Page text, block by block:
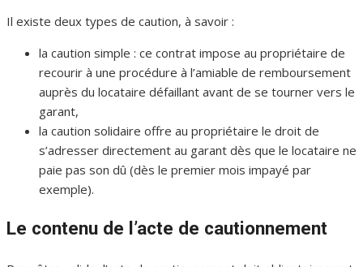
Il existe deux types de caution, à savoir :
la caution simple : ce contrat impose au propriétaire de
recourir à une procédure à l’amiable de remboursement
auprès du locataire défaillant avant de se tourner vers le
garant,
la caution solidaire offre au propriétaire le droit de
s’adresser directement au garant dès que le locataire ne
paie pas son dû (dès le premier mois impayé par
exemple).
Le contenu de l’acte de cautionnement